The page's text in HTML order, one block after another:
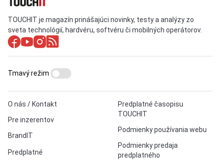
TOUCHIT je magazín prinášajúci novinky, testy a analýzy zo
sveta technológií, hardvéru, softvéru či mobilných operátorov.
O nás / Kontakt
Pre inzerentov
BrandIT
Predplatné
Predplatné časopisu
TOUCHIT
Podmienky používania webu
Podmienky predaja
predplatného
Tmavý režim